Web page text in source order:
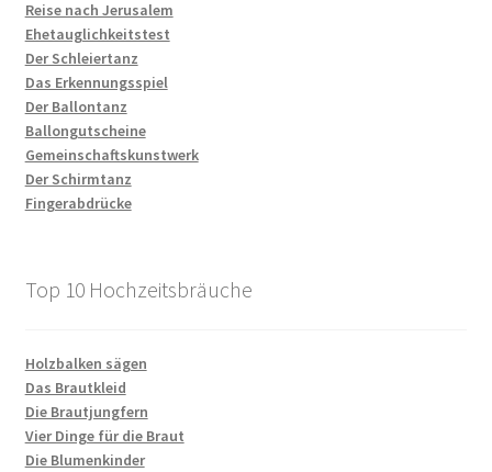
Reise nach Jerusalem
Ehetauglichkeitstest
Der Schleiertanz
Das Erkennungsspiel
Der Ballontanz
Ballongutscheine
Gemeinschaftskunstwerk
Der Schirmtanz
Fingerabdrücke
Top 10 Hochzeitsbräuche
Holzbalken sägen
Das Brautkleid
Die Brautjungfern
Vier Dinge für die Braut
Die Blumenkinder